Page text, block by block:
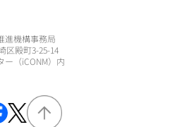
進機構事務局
区殿町3-25-14
ー（iCONM）内